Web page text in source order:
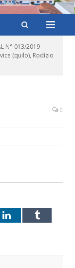
N° 013/2019
(quilo), Rodízio
0
LinkedInTumblr